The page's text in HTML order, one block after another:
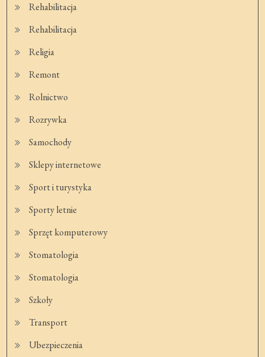
Rehabilitacja
Rehabilitacja
Religia
Remont
Rolnictwo
Rozrywka
Samochody
Sklepy internetowe
Sport i turystyka
Sporty letnie
Sprzęt komputerowy
Stomatologia
Stomatologia
Szkoły
Transport
Ubezpieczenia